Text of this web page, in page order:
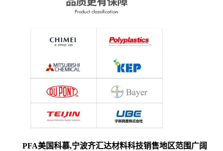
PFA美国科慕,宁波齐汇达材料科技销售地区范围广阔